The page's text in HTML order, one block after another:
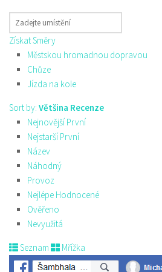
Získat Směry
Městskou hromadnou dopravou
Chůze
Jízda na kole
Sort by: Většina Recenze
Nejnovější První
Nejstarší První
Název
Náhodný
Provoz
Nejlépe Hodnocené
Ověřeno
Nevyužitá
Seznam Mřížka